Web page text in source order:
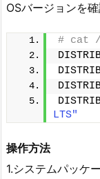
OSバージョンを
# cat
LTS"
操作方法
1.システムパッケ